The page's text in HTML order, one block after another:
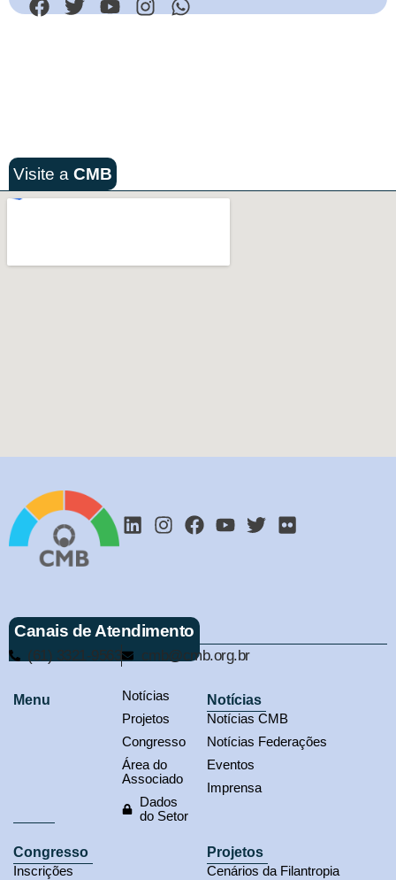
Visite a CMB
Canais de Atendimento
(61) 3321-9563 cmb@cmb.org.br
Menu
Notícias
Projetos
Congresso
Área do
Associado
Dados
do Setor
Notícias
Notícias CMB
Notícias Federações
Eventos
Imprensa
Congresso
Inscrições
Projetos
Cenários da Filantropia